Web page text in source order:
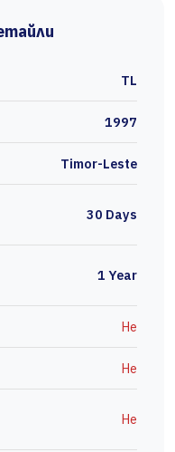
TL
1997
Timor-Leste
30 Days
1 Year
Не
Не
Не